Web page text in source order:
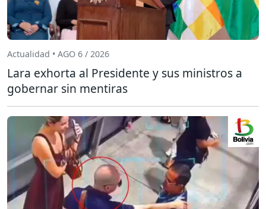
Actualidad • AGO 6 / 2026
Lara exhorta al Presidente y sus ministros a
gobernar sin mentiras